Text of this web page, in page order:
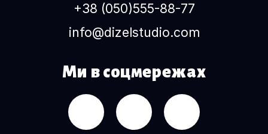
+38 (050)555-88-77
info@dizelstudio.com
Ми в соцмережах